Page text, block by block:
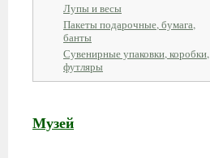
Лупы и весы
Пакеты подарочные, бумага,
банты
Сувенирные упаковки, коробки,
футляры
Музей